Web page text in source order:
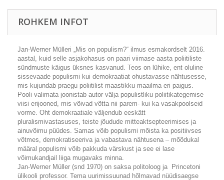
ROHKEM INFOT
Jan-Werner Mülleri „Mis on populism?“ ilmus esmakordselt 2016.
aastal, kuid selle asjakohasus on paari viimase aasta poliitiliste
sündmuste käigus üksnes kasvanud. Teos on lühike, ent oluline
sissevaade populismi kui demokraatiat ohustavasse nähtusesse,
mis kujundab praegu poliitilist maastikku maailma eri paigus.
Pooli valimata joonistab autor välja populistliku poliitikategemise
viisi erijooned, mis võivad võtta nii parem- kui ka vasakpoolseid
vorme. Oht demokraatiale väljendub eeskätt
pluralismivastasuses, teiste jõudude mitteaktsepteerimises ja
ainuvõimu püüdes. Samas võib populismi mõista ka positiivses
võtmes, demokratiseeriva ja vabastava nähtusena – mõõdukal
määral populismi võib pakkuda värskust ja see ei lase
võimukandjail liiga mugavaks minna.
Jan-Werner Müller (snd 1970) on saksa politoloog ja Princetoni
ülikooli professor. Tema uurimissuunad hõlmavad nüüdisaegse